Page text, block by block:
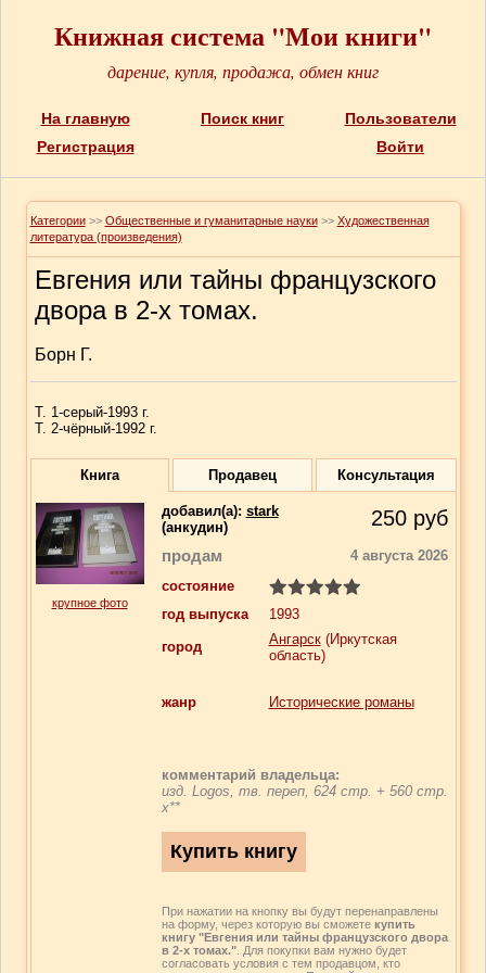
Книжная система "Мои книги"
дарение, купля, продажа, обмен книг
На главную Поиск книг
Пользователи
Регистрация
Войти
Категории >> Общественные и гуманитарные науки >> Художественная
литература (произведения)
Евгения или тайны французского
двора в 2-х томах.
Борн Г.
Т. 1-серый-1993 г.
Т. 2-чёрный-1992 г.
Книга Продавец Консультация
крупное фото
добавил(a): stark
(анкудин)
250 руб
продам
4 августа 2026
состояние
год выпуска
1993
город
Ангарск(Иркутская
область)
жанр Исторические романы
комментарий владельца:
изд. Logos, тв. переп, 624 стр. + 560 стр.
х**
При нажатии на кнопку вы будут перенаправлены
на форму, через которую вы сможете купить
книгу "Евгения или тайны французского двора
в 2-х томах.". Для покупки вам нужно будет
согласовать условия с тем продавцом, кто